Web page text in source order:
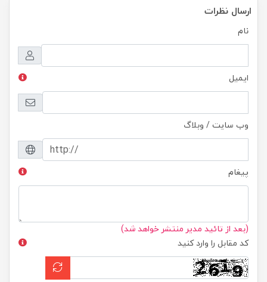
ارسال نظرات
نام
ایمیل
وب سایت / وبلاگ
پیغام
(بعد از تائید مدیر منتشر خواهد شد)
کد مقابل را وارد کنید